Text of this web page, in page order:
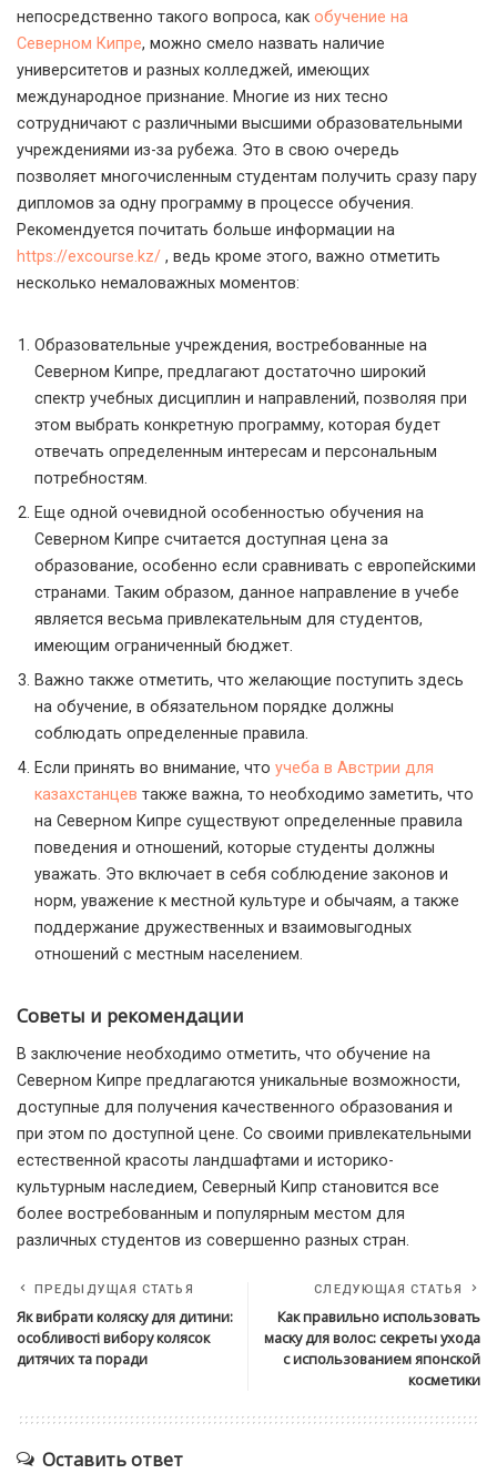
непосредственно такого вопроса, как обучение на
Северном Кипре, можно смело назвать наличие
университетов и разных колледжей, имеющих
международное признание. Многие из них тесно
сотрудничают с различными высшими образовательными
учреждениями из-за рубежа. Это в свою очередь
позволяет многочисленным студентам получить сразу пару
дипломов за одну программу в процессе обучения.
Рекомендуется почитать больше информации на
https://excourse.kz/ , ведь кроме этого, важно отметить
несколько немаловажных моментов:
Образовательные учреждения, востребованные на
Северном Кипре, предлагают достаточно широкий
спектр учебных дисциплин и направлений, позволяя при
этом выбрать конкретную программу, которая будет
отвечать определенным интересам и персональным
потребностям.
Еще одной очевидной особенностью обучения на
Северном Кипре считается доступная цена за
образование, особенно если сравнивать с европейскими
странами. Таким образом, данное направление в учебе
является весьма привлекательным для студентов,
имеющим ограниченный бюджет.
Важно также отметить, что желающие поступить здесь
на обучение, в обязательном порядке должны
соблюдать определенные правила.
Если принять во внимание, что учеба в Австрии для
казахстанцев также важна, то необходимо заметить, что
на Северном Кипре существуют определенные правила
поведения и отношений, которые студенты должны
уважать. Это включает в себя соблюдение законов и
норм, уважение к местной культуре и обычаям, а также
поддержание дружественных и взаимовыгодных
отношений с местным населением.
Советы и рекомендации
В заключение необходимо отметить, что обучение на
Северном Кипре предлагаются уникальные возможности,
доступные для получения качественного образования и
при этом по доступной цене. Со своими привлекательными
естественной красоты ландшафтами и историко-
культурным наследием, Северный Кипр становится все
более востребованным и популярным местом для
различных студентов из совершенно разных стран.
ПРЕДЫДУЩАЯ СТАТЬЯ
Як вибрати коляску для дитини:
особливості вибору колясок
дитячих та поради
СЛЕДУЮЩАЯ СТАТЬЯ
Как правильно использовать
маску для волос: секреты ухода
с использованием японской
косметики
Оставить ответ